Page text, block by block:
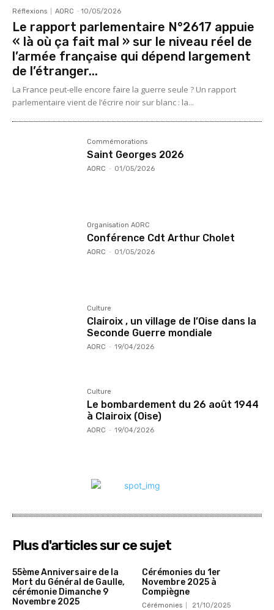
Réflexions AORC - 10/05/2026
Le rapport parlementaire N°2617 appuie
« là où ça fait mal » sur le niveau réel de
l’armée française qui dépend largement
de l’étranger...
La France peut-elle encore faire la guerre seule ? Un rapport
parlementaire vient de l’écrire noir sur blanc : la...
Commémorations
Saint Georges 2026
AORC - 01/05/2026
Organisation AORC
Conférence Cdt Arthur Cholet
AORC - 01/05/2026
Culture
Clairoix , un village de l’Oise dans la
Seconde Guerre mondiale
AORC - 19/04/2026
Culture
Le bombardement du 26 août 1944
à Clairoix (Oise)
AORC - 19/04/2026
Plus d'articles sur ce sujet
55ème Anniversaire de la
Mort du Général de Gaulle,
cérémonie Dimanche 9
Novembre 2025
Cérémonies du 1er
Novembre 2025 à
Compiègne
Cérémonies 21/10/2025